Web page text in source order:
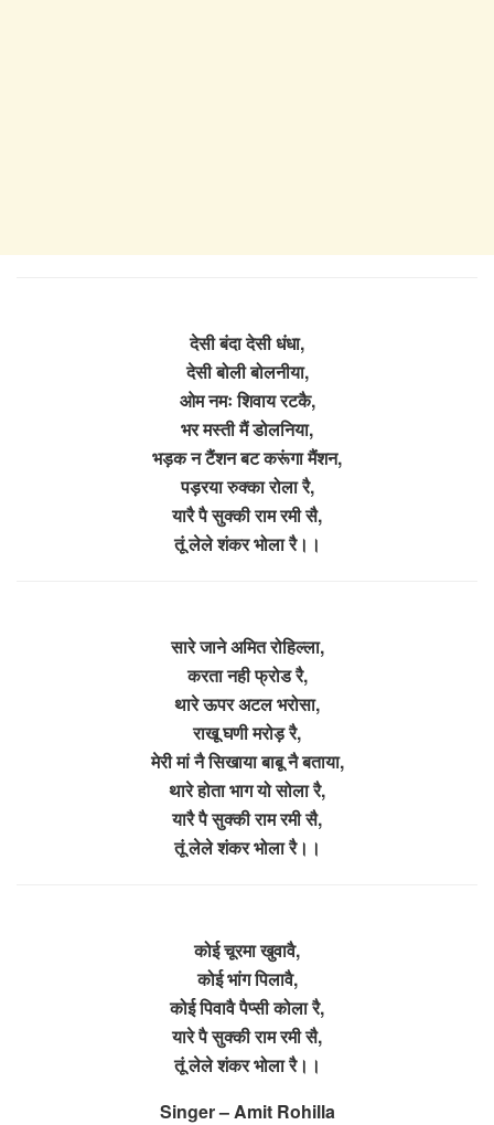
देसी बंदा देसी धंधा,
देसी बोली बोलनीया,
ओम नमः शिवाय रटकै,
भर मस्ती मैं डोलनिया,
भड़क न टैंशन बट करूंगा मैंशन,
पड़रया रुक्का रोला रै,
यारै पै सुक्की राम रमी सै,
तूं लेले शंकर भोला रै।।
सारे जाने अमित रोहिल्ला,
करता नही फ्रोड रै,
थारे ऊपर अटल भरोसा,
राखू घणी मरोड़ रै,
मेरी मां नै सिखाया बाबू नै बताया,
थारे होता भाग यो सोला रै,
यारै पै सुक्की राम रमी सै,
तूं लेले शंकर भोला रै।।
कोई चूरमा खुवावै,
कोई भांग पिलावै,
कोई पिवावै पैप्सी कोला रै,
यारे पै सुक्की राम रमी सै,
तूं लेले शंकर भोला रै।।
Singer – Amit Rohilla